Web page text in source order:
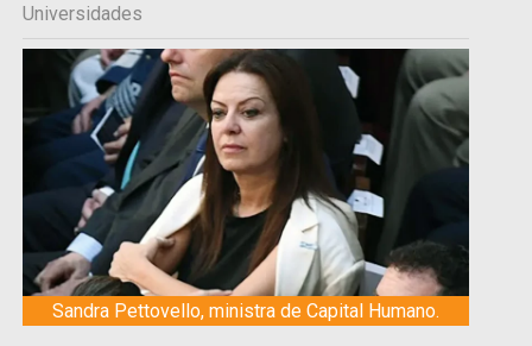
Universidades
Sandra Pettovello, ministra de Capital Humano.